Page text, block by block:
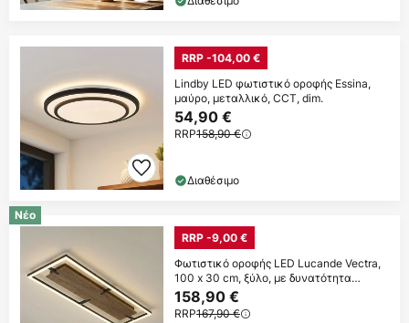
RRP -104,00 €
Lindby LED φωτιστικό οροφής Essina,
μαύρο, μεταλλικό, CCT, dim.
54,90 €
RRP158,90 €
Διαθέσιμο
Νέο
RRP -9,00 €
Φωτιστικό οροφής LED Lucande Vectra,
100 x 30 cm, ξύλο, με δυνατότητα
ρύθμισης
158,90 €
RRP167,90 €